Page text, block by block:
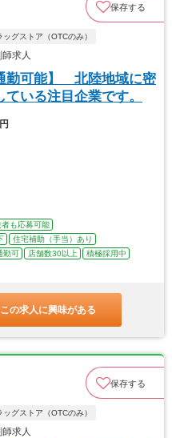
保存する
ッグストア（OTCのみ）
求人
勤可能】 北陸地域に密
いる注目企業です。
者も応募可能
住宅補助（手当）あり
勤可 店舗数30以上
積極採用中
この求人に興味がある
保存する
ッグストア（OTCのみ）
求人